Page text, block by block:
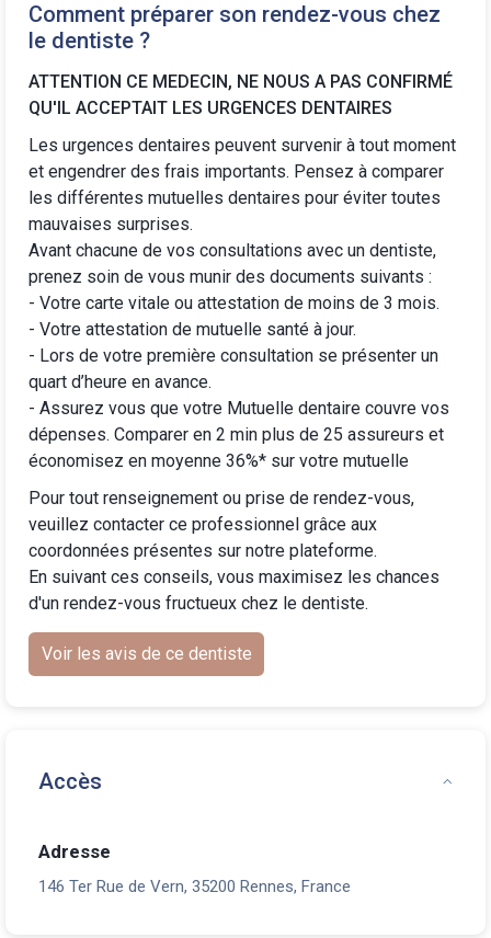
Comment préparer son rendez-vous chez
le dentiste ?
ATTENTION CE MEDECIN, NE NOUS A PAS CONFIRMÉ
QU'IL ACCEPTAIT LES URGENCES DENTAIRES
Les urgences dentaires peuvent survenir à tout moment
et engendrer des frais importants. Pensez à comparer
les différentesmutuelles dentaires pour éviter toutes
mauvaises surprises.
Avant chacune de vos consultations avec un dentiste,
prenez soin de vous munir des documents suivants :
- Votre carte vitale ou attestation de moins de 3 mois.
- Votre attestation de mutuelle santé à jour.
- Lors de votre première consultation se présenter un
quart d’heure en avance.
-Assurez vous que votre Mutuelle dentaire couvre vos
dépenses. Comparer en 2 min plus de 25 assureurs et
économisez en moyenne 36%* sur votre mutuelle
Pour tout renseignement ou prise de rendez-vous,
veuillez contacter ce professionnel grâce aux
coordonnées présentes sur notre plateforme.
En suivant ces conseils, vous maximisez les chances
d'un rendez-vous fructueux chez le dentiste.
Voir les avis de ce dentiste
Accès
Adresse
146 Ter Rue de Vern, 35200 Rennes, France